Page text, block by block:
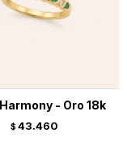
- Oro 18k
$ 43.460